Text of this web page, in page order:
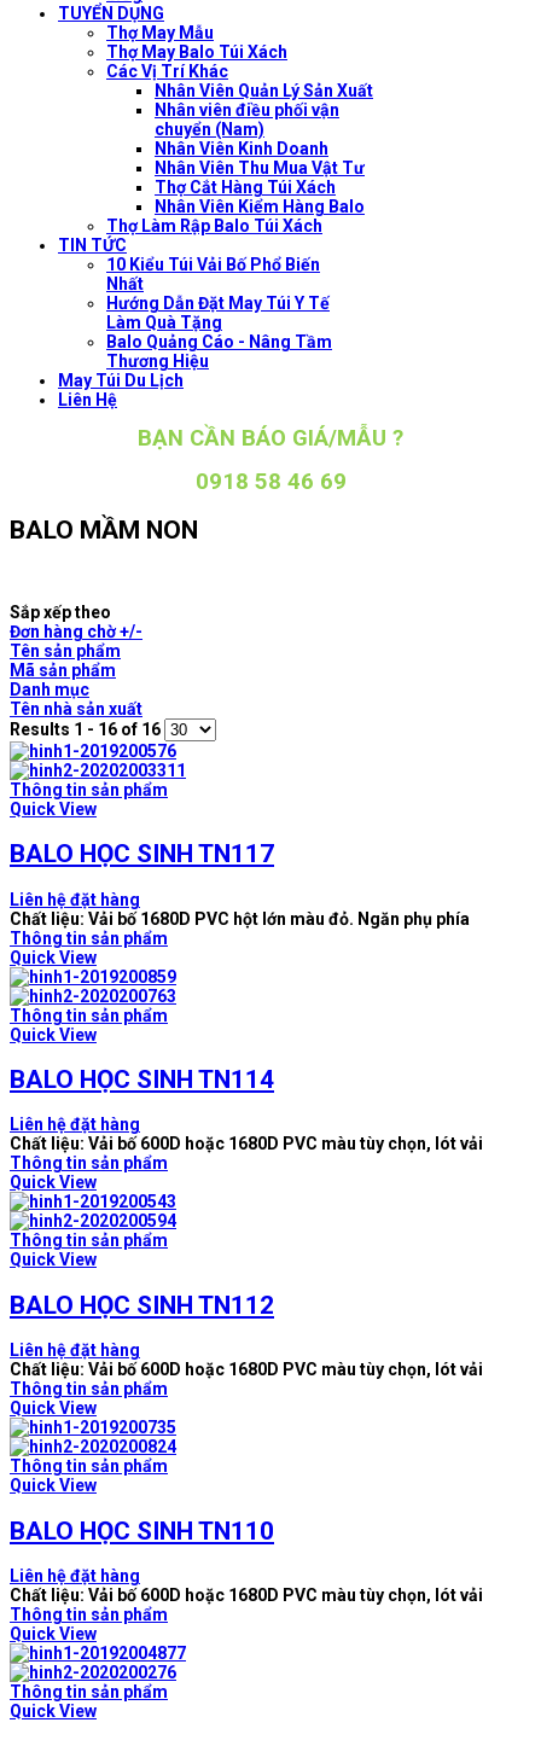
TUYỂN DỤNG
Thợ May Mẫu
Thợ May Balo Túi Xách
Các Vị Trí Khác
Nhân Viên Quản Lý Sản Xuất
Nhân viên điều phối vận
chuyển (Nam)
Nhân Viên Kinh Doanh
Nhân Viên Thu Mua Vật Tư
Thợ Cắt Hàng Túi Xách
Nhân Viên Kiểm Hàng Balo
Thợ Làm Rập Balo Túi Xách
TIN TỨC
10 Kiểu Túi Vải Bố Phổ Biến
Nhất
Hướng Dẫn Đặt May Túi Y Tế
Làm Quà Tặng
Balo Quảng Cáo - Nâng Tầm
Thương Hiệu
May Túi Du Lịch
Liên Hệ
BẠN CẦN BÁO GIÁ/MẪU ?
0918 58 46 69
BALO MẦM NON
Sắp xếp theo
Đơn hàng chờ +/-
Tên sản phẩm
Mã sản phẩm
Danh mục
Tên nhà sản xuất
Results 1 - 16 of 16
Thông tin sản phẩm
Quick View
BALO HỌC SINH TN117
Liên hệ đặt hàng
Chất liệu: Vải bố 1680D PVC hột lớn màu đỏ. Ngăn phụ phía
Thông tin sản phẩm
Quick View
Thông tin sản phẩm
Quick View
BALO HỌC SINH TN114
Liên hệ đặt hàng
Chất liệu: Vải bố 600D hoặc 1680D PVC màu tùy chọn, lót vải
Thông tin sản phẩm
Quick View
Thông tin sản phẩm
Quick View
BALO HỌC SINH TN112
Liên hệ đặt hàng
Chất liệu: Vải bố 600D hoặc 1680D PVC màu tùy chọn, lót vải
Thông tin sản phẩm
Quick View
Thông tin sản phẩm
Quick View
BALO HỌC SINH TN110
Liên hệ đặt hàng
Chất liệu: Vải bố 600D hoặc 1680D PVC màu tùy chọn, lót vải
Thông tin sản phẩm
Quick View
Thông tin sản phẩm
Quick View